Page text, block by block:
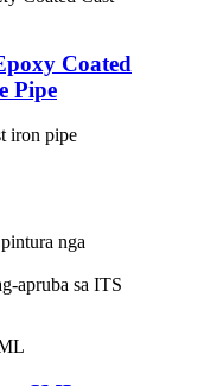
Coated
Pipe
iron pipe
nga
apruba sa ITS